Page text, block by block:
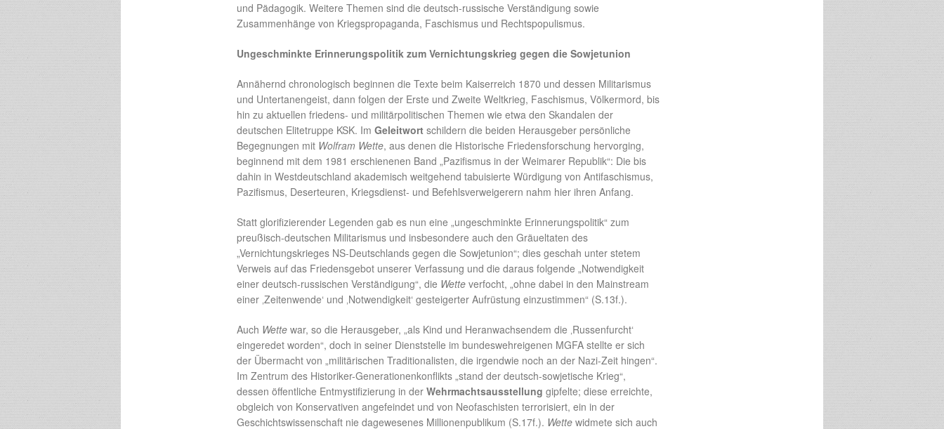
und Pädagogik. Weitere Themen sind die deutsch-russische Verständigung sowie
Zusammenhänge von Kriegspropaganda, Faschismus und Rechtspopulismus.
Ungeschminkte Erinnerungspolitik zum Vernichtungskrieg gegen die Sowjetunion
Annähernd chronologisch beginnen die Texte beim Kaiserreich 1870 und dessen Militarismus
und Untertanengeist, dann folgen der Erste und Zweite Weltkrieg, Faschismus, Völkermord, bis
hin zu aktuellen friedens- und militärpolitischen Themen wie etwa den Skandalen der
deutschen Elitetruppe KSK. Im Geleitwort schildern die beiden Herausgeber persönliche
Begegnungen mit Wolfram Wette, aus denen die Historische Friedensforschung hervorging,
beginnend mit dem 1981 erschienenen Band „Pazifismus in der Weimarer Republik“: Die bis
dahin in Westdeutschland akademisch weitgehend tabuisierte Würdigung von Antifaschismus,
Pazifismus, Deserteuren, Kriegsdienst- und Befehlsverweigerern nahm hier ihren Anfang.
Statt glorifizierender Legenden gab es nun eine „ungeschminkte Erinnerungspolitik“ zum
preußisch-deutschen Militarismus und insbesondere auch den Gräueltaten des
„Vernichtungskrieges NS-Deutschlands gegen die Sowjetunion“; dies geschah unter stetem
Verweis auf das Friedensgebot unserer Verfassung und die daraus folgende „Notwendigkeit
einer deutsch-russischen Verständigung“, die Wette verfocht, „ohne dabei in den Mainstream
einer ‚Zeitenwende‘ und ‚Notwendigkeit‘ gesteigerter Aufrüstung einzustimmen“ (S.13f.).
Auch Wette war, so die Herausgeber, „als Kind und Heranwachsendem die ‚Russenfurcht‘
eingeredet worden“, doch in seiner Dienststelle im bundeswehreigenen MGFA stellte er sich
der Übermacht von „militärischen Traditionalisten, die irgendwie noch an der Nazi-Zeit hingen“.
Im Zentrum des Historiker-Generationenkonflikts „stand der deutsch-sowjetische Krieg“,
dessen öffentliche Entmystifizierung in der Wehrmachtsausstellung gipfelte; diese erreichte,
obgleich von Konservativen angefeindet und von Neofaschisten terrorisiert, ein in der
Geschichtswissenschaft nie dagewesenes Millionenpublikum (S.17f.). Wette widmete sich auch